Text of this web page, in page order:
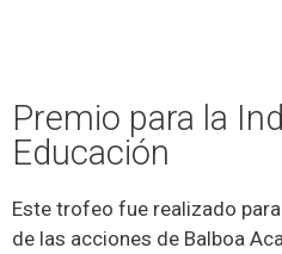
Premio para la
Educación
Este trofeo fue realizado
de las acciones de Balboa